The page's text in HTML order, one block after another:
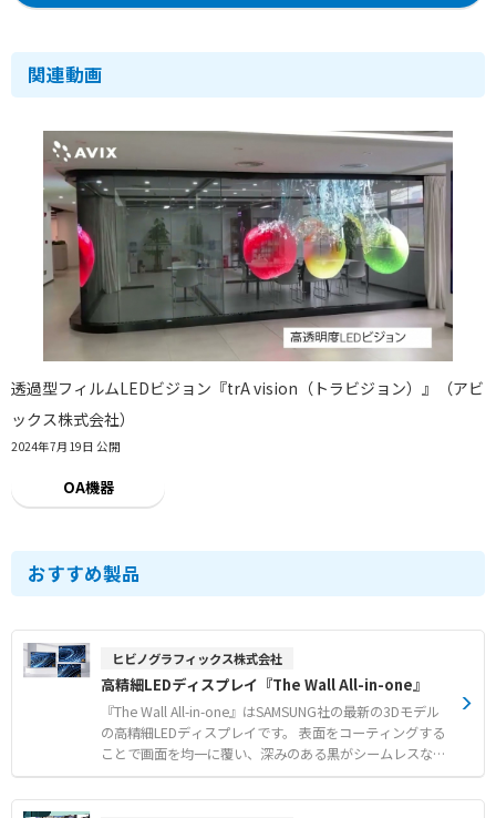
関連動画
透過型フィルムLEDビジョン『trA vision（トラビジョン）』（アビ
ックス株式会社）
2024年7月19日 公開
OA機器
おすすめ製品
ヒビノグラフィックス株式会社
高精細LEDディスプレイ『The Wall All-in-one』
『The Wall All-in-one』はSAMSUNG社の最新の3Dモデル
の高精細LEDディスプレイです。 表面をコーティングする
ことで画面を均一に覆い、深みのある黒がシームレスなキ
ャンバスとなり、比類ないコントラストと完璧なディテー
ルを実現します。 輝度が高く、白と黒のコントラストの高